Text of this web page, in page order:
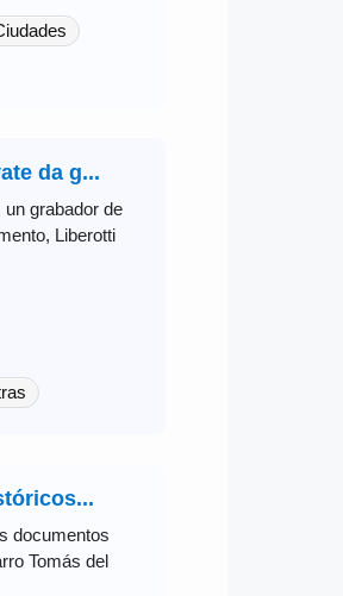
da g...
grabador de
Liberotti
documentos
Tomás del